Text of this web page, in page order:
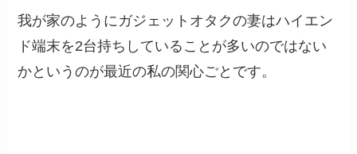
我が家のようにガジェットオタクの妻はハイエン
ド端末を2台持ちしていることが多いのではない
かというのが最近の私の関心ごとです。